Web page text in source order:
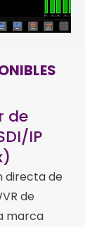
de
IP
directa de
de
marca